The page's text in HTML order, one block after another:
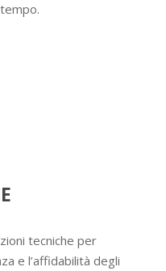
tecniche per
e l’affidabilità degli